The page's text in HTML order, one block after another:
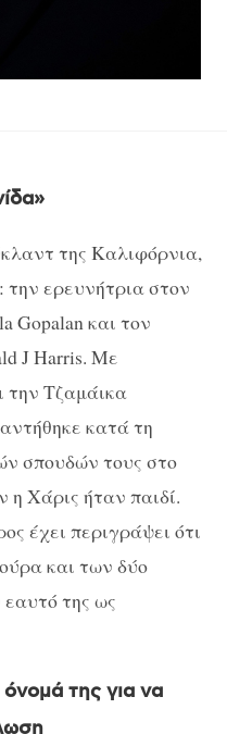
της Καλιφόρνια,
ερευνήτρια στον
Gopalan και τον
J Harris. Με
την Τζαμάικα
κατά τη
σπουδών τους στο
Χάρις ήταν παιδί.
έχει περιγράψει ότι
και των δύο
της ως
της για να